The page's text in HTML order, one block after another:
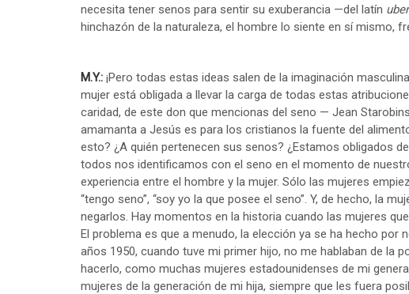
necesita tener senos para sentir su exuberancia —del latín uber
hinchazón de la naturaleza, el hombre lo siente en sí mismo,
M.Y.: ¡Pero todas estas ideas salen de la imaginación
mujer está obligada a llevar la carga de todas estas
caridad, de este don que mencionas del seno — Jean
amamanta a Jesús es para los cristianos la fuente del
esto? ¿A quién pertenecen sus senos? ¿Estamos obligados
todos nos identificamos con el seno en el momento de
experiencia entre el hombre y la mujer. Sólo las mujeres
“tengo seno”, “soy yo la que posee el seno”. Y, de hecho, la
negarlos. Hay momentos en la historia cuando las mujeres
El problema es que a menudo, la elección ya se ha hecho por
años 1950, cuando tuve mi primer hijo, no me hablaban de la
hacerlo, como muchas mujeres estadounidenses de mi
mujeres de la generación de mi hija, siempre que les fuera